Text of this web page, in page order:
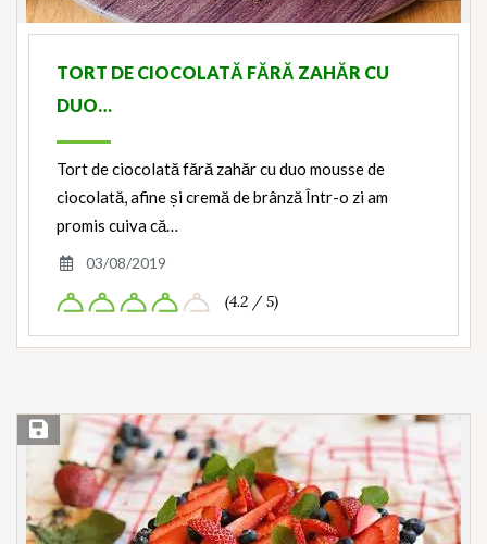
TORT DE CIOCOLATĂ FĂRĂ ZAHĂR CU
DUO…
Tort de ciocolată fără zahăr cu duo mousse de
ciocolată, afine și cremă de brânză Într-o zi am
promis cuiva că…
03/08/2019
(4.2 / 5)
Save Recipe